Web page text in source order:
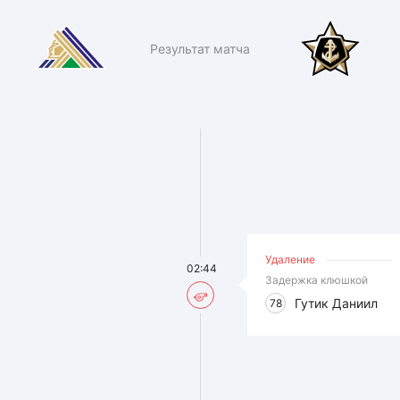
Результат матча
Удаление
Задержка клюшкой
78
Гутик Даниил
02:44